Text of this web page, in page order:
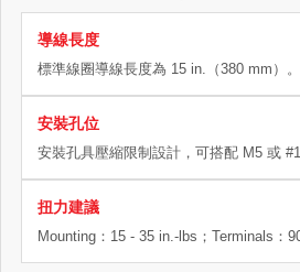
導線長度
標準線圈導線長度為 15 in.（380 mm）。
安裝孔位
安裝孔具壓縮限制設計，可搭配 M5 或
扭力建議
Mounting：15 - 35 in.-lbs；Terminals：